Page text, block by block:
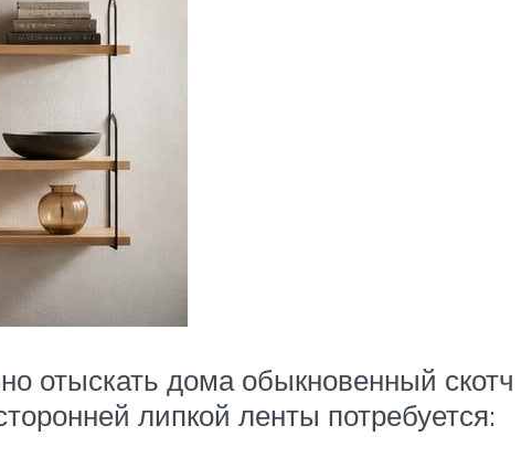
отыскать дома обыкновенный скотч
липкой ленты потребуется: